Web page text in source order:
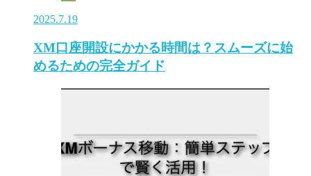
2025.7.19
XM口座開設にかかる時間は？スムーズに始
めるための完全ガイド